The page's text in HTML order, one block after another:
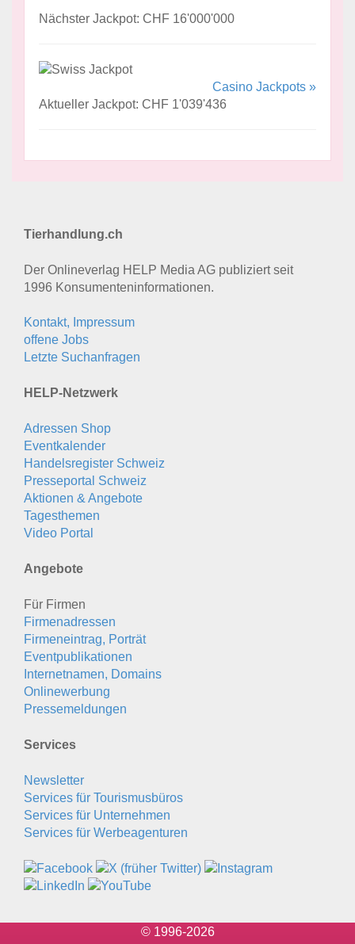
Nächster Jackpot: CHF 16'000'000
Casino Jackpots »
Aktueller Jackpot: CHF 1'039'436
Tierhandlung.ch
Der Onlineverlag HELP Media AG publiziert seit
1996 Konsumenten­informationen.
Kontakt, Impressum
offene Jobs
Letzte Suchanfragen
HELP-Netzwerk
Adressen Shop
Eventkalender
Handelsregister Schweiz
Presseportal Schweiz
Aktionen & Angebote
Tagesthemen
Video Portal
Angebote
Für Firmen
Firmenadressen
Firmeneintrag, Porträt
Eventpublikationen
Internetnamen, Domains
Onlinewerbung
Pressemeldungen
Services
Newsletter
Services für Tourismusbüros
Services für Unternehmen
Services für Werbeagenturen
© 1996-2026